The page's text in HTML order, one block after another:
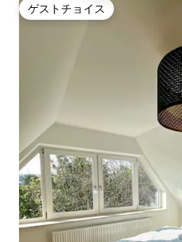
ゲストチョイス
ゲストチョイス